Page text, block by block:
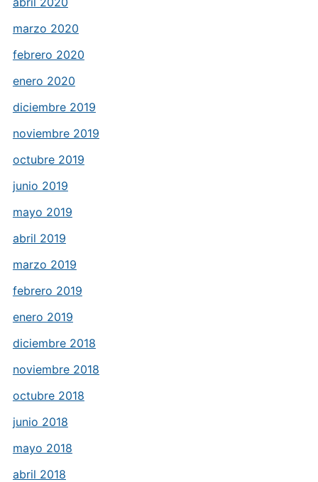
marzo 2020
febrero 2020
enero 2020
diciembre 2019
noviembre 2019
octubre 2019
junio 2019
mayo 2019
abril 2019
marzo 2019
febrero 2019
enero 2019
diciembre 2018
noviembre 2018
octubre 2018
junio 2018
mayo 2018
abril 2018